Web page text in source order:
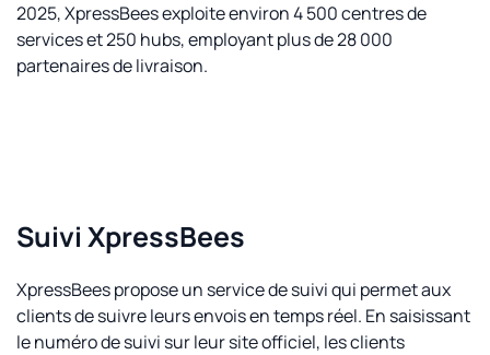
2025, XpressBees exploite environ 4 500 centres de
services et 250 hubs, employant plus de 28 000
partenaires de livraison.
Suivi XpressBees
XpressBees propose un service de suivi qui permet aux
clients de suivre leurs envois en temps réel. En saisissant
le numéro de suivi sur leur site officiel, les clients